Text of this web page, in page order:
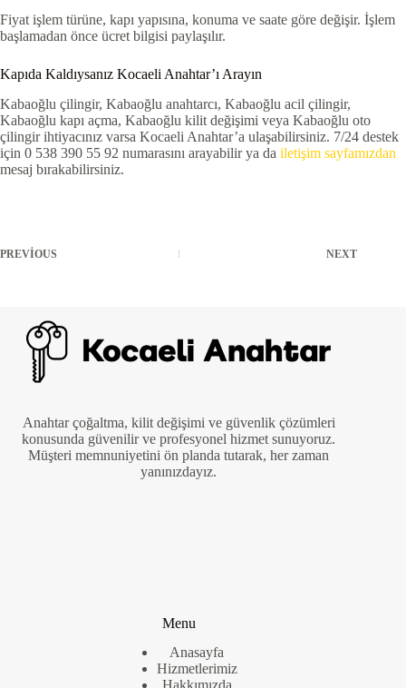
Fiyat işlem türüne, kapı yapısına, konuma ve saate göre değişir. İşlem
başlamadan önce ücret bilgisi paylaşılır.
Kapıda Kaldıysanız Kocaeli Anahtar’ı Arayın
Kabaoğlu çilingir, Kabaoğlu anahtarcı, Kabaoğlu acil çilingir,
Kabaoğlu kapı açma, Kabaoğlu kilit değişimi veya Kabaoğlu oto
çilingir ihtiyacınız varsa Kocaeli Anahtar’a ulaşabilirsiniz. 7/24 destek
için 0 538 390 55 92 numarasını arayabilir ya da iletişim sayfamızdan
mesaj bırakabilirsiniz.
PREVIOUS NEXT
Anahtar çoğaltma, kilit değişimi ve güvenlik çözümleri
konusunda güvenilir ve profesyonel hizmet sunuyoruz.
Müşteri memnuniyetini ön planda tutarak, her zaman
yanınızdayız.
Menu
Anasayfa
Hizmetlerimiz